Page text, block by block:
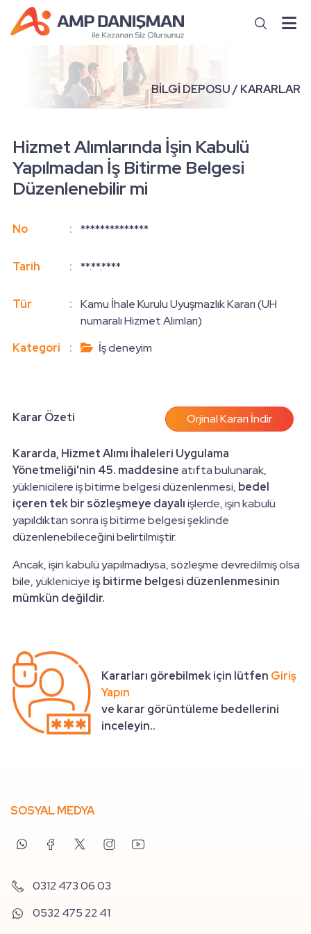
BİLGİ DEPOSU / KARARLAR
Hizmet Alımlarında İşin Kabulü
Yapılmadan İş Bitirme Belgesi
Düzenlenebilir mi
No : **************
Tarih : **.**.****
Tür :
Kamu İhale Kurulu Uyuşmazlık Kararı (UH
numaralı Hizmet Alımları)
Kategori
: İş deneyim
Karar Özeti Orjinal Kararı İndir
Kararda, Hizmet Alımı İhaleleri Uygulama
Yönetmeliği'nin 45. maddesineatıfta bulunarak,
yüklenicilere iş bitirme belgesi düzenlenmesi, bedel
içeren tek bir sözleşmeye dayalıişlerde, işin kabulü
yapıldıktan sonra iş bitirme belgesi şeklinde
düzenlenebileceğini belirtilmiştir.
Ancak, işin kabulü yapılmadıysa, sözleşme devredilmiş olsa
bile, yükleniciye iş bitirme belgesi düzenlenmesinin
mümkün değildir.
Kararları görebilmek için lütfen Giriş
Yapın
ve karar görüntüleme bedellerini
inceleyin..
SOSYAL MEDYA
0312 473 06 03
0532 475 22 41